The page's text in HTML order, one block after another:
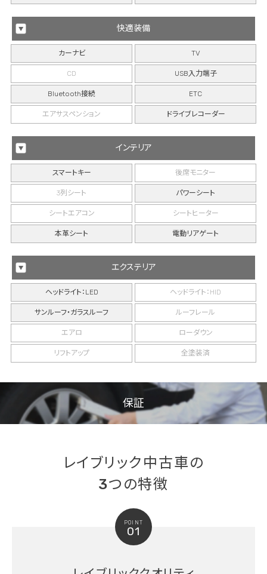
快適装備
カーナビ TV
CD USB入力端子
Bluetooth接続 ETC
エアサスペンション ドライブレコーダー
インテリア
スマートキー 後席モニター
3列シート パワーシート
シートエアコン シートヒーター
本革シート 電動リアゲート
エクステリア
ヘッドライト：LED ヘッドライト：HID
サンルーフ・ガラスルーフ ルーフレール
エアロ ローダウン
リフトアップ 全塗装済
保証
レイブリック中古車の
3つの特徴
POINT
01